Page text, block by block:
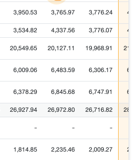
3,950.53 3,765.97 3,776.24
3,534.82 4,337.56 3,776.07
20,549.65 20,127.11 19,968.91
6,009.06 6,483.59 6,306.17
6,378.29 6,845.68 6,747.91
26,927.94 26,972.80 26,716.82
- - -
1,814.85 2,235.46 2,009.27